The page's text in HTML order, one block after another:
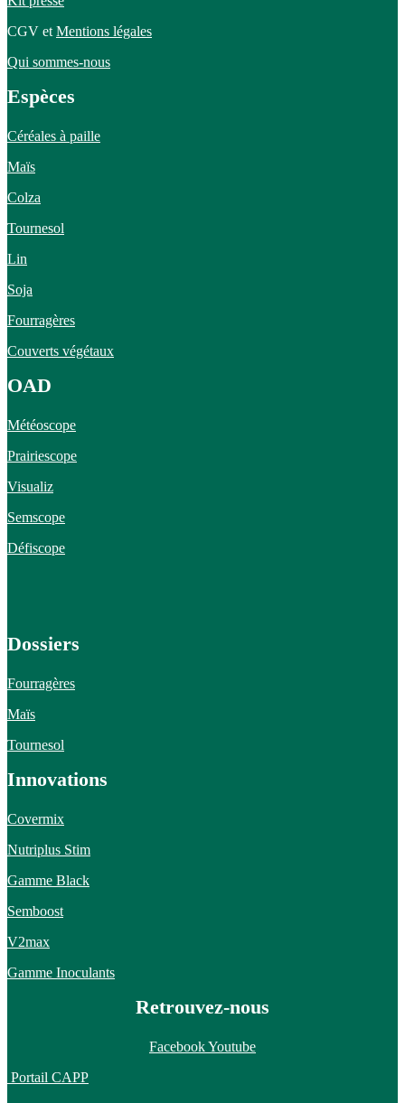
CGV et Mentions légales
Qui sommes-nous
Espèces
Céréales à paille
Maïs
Colza
Tournesol
Lin
Soja
Fourragères
Couverts végétaux
OAD
Météoscope
Prairiescope
Visualiz
Semscope
Défiscope
Dossiers
Fourragères
Maïs
Tournesol
Innovations
Covermix
Nutriplus Stim
Gamme Black
Semboost
V2max
Gamme Inoculants
Retrouvez-nous
FacebookYoutube
Portail CAPP